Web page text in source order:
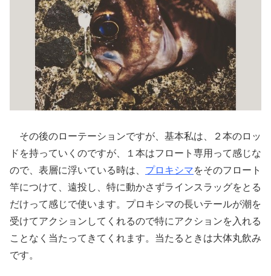
その後のローテーションですが、基本私は、２本のロッ
ドを持っていくのですが、１本はフロート専用って感じな
ので、表層に浮いている時は、 プロキシマをそのフロート
竿につけて、遠投し、特に動かさずラインスラッグをとる
だけって感じで使います。プロキシマの長いテールが潮を
受けてアクションしてくれるので特にアクションを入れる
ことなく当たってきてくれます。当たるときは大体丸飲み
です。